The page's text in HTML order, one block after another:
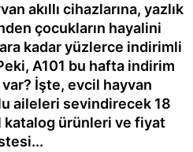
akıllı cihazlarına, yazlık
çocukların hayalini
kadar yüzlerce indirimli
A101 bu hafta indirim
İşte, evcil hayvan
aileleri sevindirecek 18
katalog ürünleri ve fiyat